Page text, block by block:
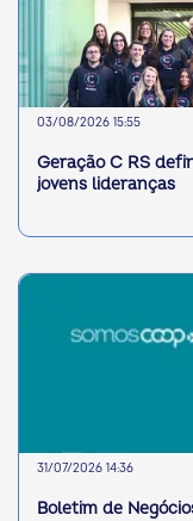
03/08/2026 15:55
Geração C RS
jovens lideranças
31/07/2026 14:36
Boletim de